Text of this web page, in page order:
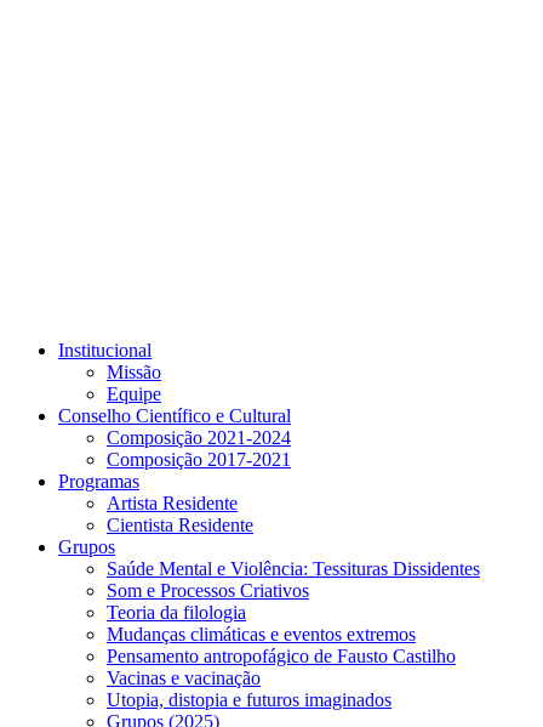
Institucional
Missão
Equipe
Conselho Científico e Cultural
Composição 2021-2024
Composição 2017-2021
Programas
Artista Residente
Cientista Residente
Grupos
Saúde Mental e Violência: Tessituras Dissidentes
Som e Processos Criativos
Teoria da filologia
Mudanças climáticas e eventos extremos
Pensamento antropofágico de Fausto Castilho
Vacinas e vacinação
Utopia, distopia e futuros imaginados
Grupos (2025)